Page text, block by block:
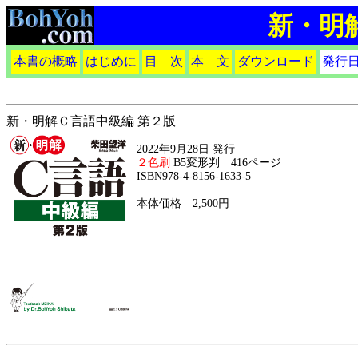
新・明
本書の概略 はじめに 目 次 本 文 ダウンロード 発行
新・明解Ｃ言語中級編 第２版
2022年9月28日 発行
２色刷 B5変形判 416ページ
ISBN978-4-8156-1633-5
本体価格 2,500円